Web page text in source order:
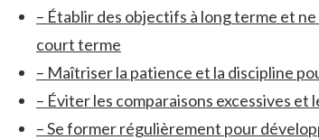
– Établir des ⁣objectifs à long terme et
court terme
– Maîtriser ‍la patience et la discipline
– Éviter⁢ les comparaisons excessives
– Se former régulièrement pour